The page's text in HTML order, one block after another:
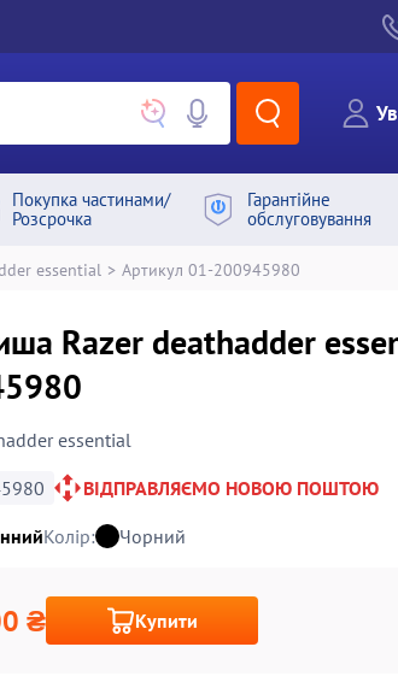
Покупка частинами/
Розсрочка
Гарантiйне
обслуговування
essential > Артикул 01-200945980
Razer deathadder
essential
ВІДПРАВЛЯЄМО НОВОЮ ПОШТОЮ
Колір: Чорний
₴ Купити